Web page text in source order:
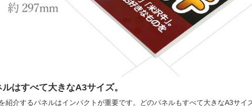
はすべて大きなA3サイズ。
紹介するパネルはインパクトが重要です。どのパネルもすべて大きなA3サイ